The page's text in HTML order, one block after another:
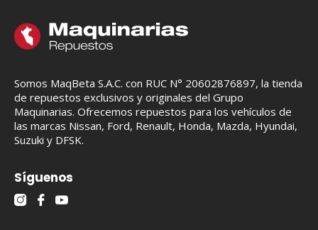
Somos MaqBeta S.A.C. con RUC N° 20602876897, la tienda
de repuestos exclusivos y originales del Grupo
Maquinarias. Ofrecemos repuestos para los vehículos de
las marcas Nissan, Ford, Renault, Honda, Mazda, Hyundai,
Suzuki y DFSK.
Síguenos